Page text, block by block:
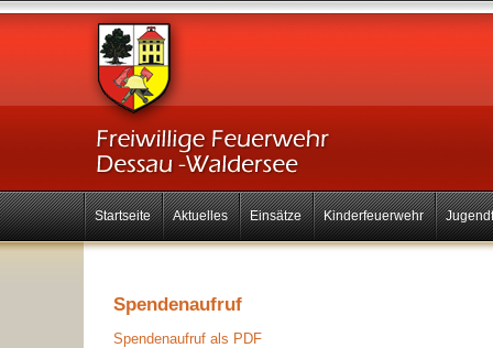
Startseite Aktuelles Einsätze Kinderfeuerwehr
Spendenaufruf
Spendenaufruf als PDF